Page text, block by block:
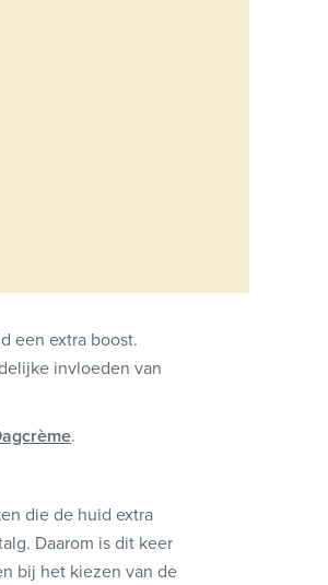
een extra boost.
invloeden van
.
die de huid extra
Daarom is dit keer
bij het kiezen van de